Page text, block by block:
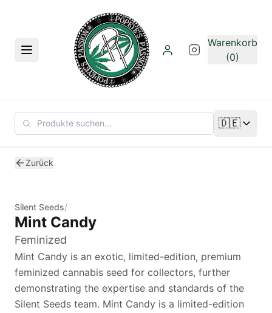
Menü
Warenkorb
(0)
🇩🇪
Sprache
Zurück
Silent Seeds/
Mint Candy
Feminized
Mint Candy is an exotic, limited-edition, premium
feminized cannabis seed for collectors, further
demonstrating the expertise and standards of the
Silent Seeds team. Mint Candy is a limited-edition